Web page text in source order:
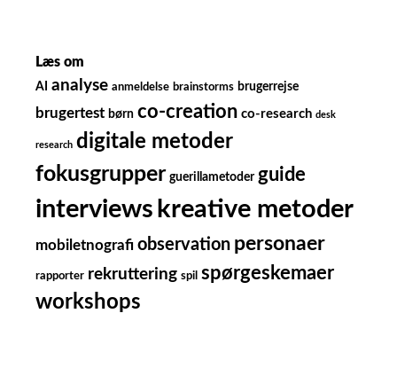
Læs om
AI analyse anmeldelse brainstorms brugerrejse
brugertest børn co-creation co-research desk
research digitale metoder
fokusgrupper guerillametoder guide
interviews kreative metoder
mobiletnografi observation personaer
rapporter rekruttering spil spørgeskemaer
workshops